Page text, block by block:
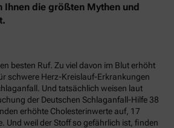
Ihnen die größten Mythen und
besten Ruf. Zu viel davon im Blut erhöht
schwere Herz-Kreislauf-Erkrankungen
Und tatsächlich weisen laut
der Deutschen Schlaganfall-Hilfe 38
erhöhte Cholesterinwerte auf, 17
Und weil der Stoff so gefährlich ist, finden